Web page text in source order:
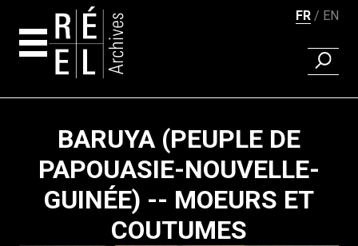
FR EN
BARUYA (PEUPLE DE
PAPOUASIE-NOUVELLE-
GUINÉE) -- MOEURS ET
COUTUMES